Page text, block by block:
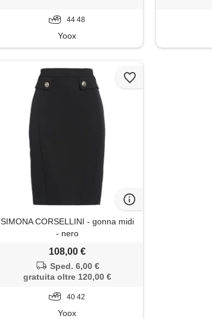
44 48
Yoox
SIMONA CORSELLINI - gonna midi
- nero
108,00 €
Sped. 6,00 €
gratuita oltre 120,00 €
40 42
Yoox